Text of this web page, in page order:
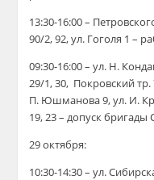
13:30-16:00 –
90/2, 92, ул. Гоголя 1 –
09:30-16:00 – ул. Н.
29/1, 30, Покровский
П. Юшманова 9, ул. И.
19, 23 – допуск
29 октября:
10:30-14:30 – ул.